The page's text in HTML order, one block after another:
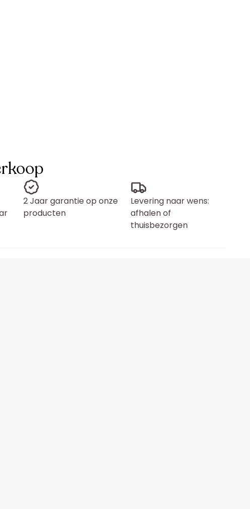
2 Jaar garantie op onze
producten
Levering naar wens:
afhalen of
thuisbezorgen